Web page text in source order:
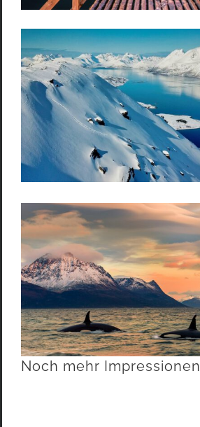
Noch mehr Impressionen